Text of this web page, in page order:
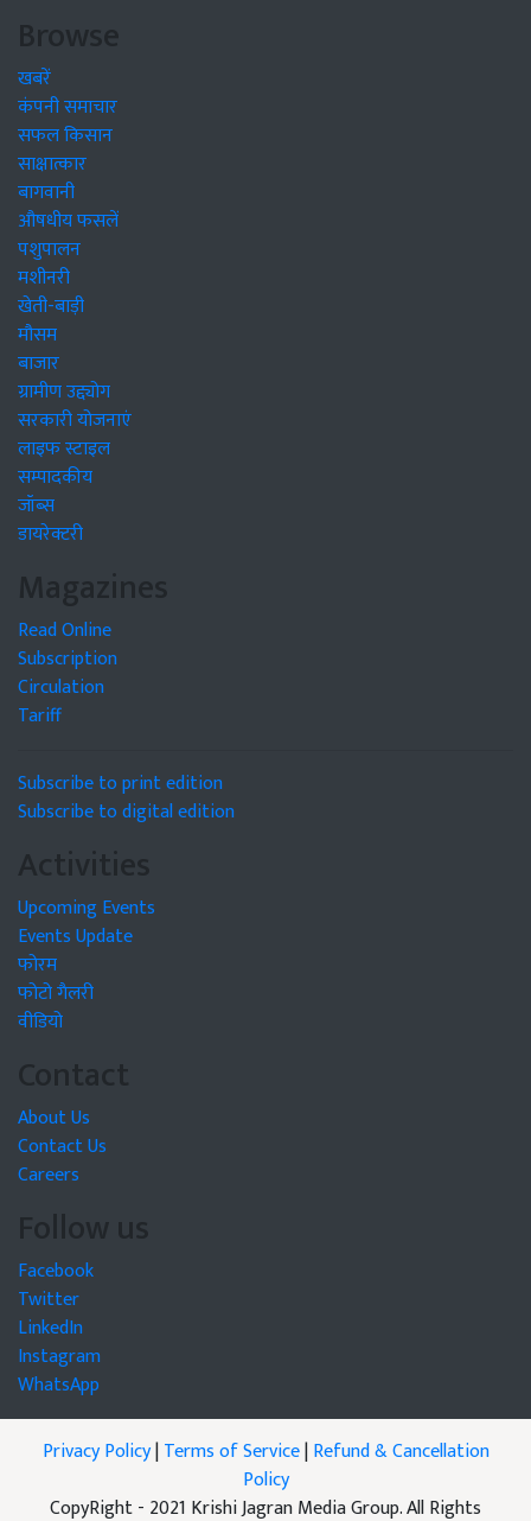
Browse
खबरें
कंपनी समाचार
सफल किसान
साक्षात्कार
बागवानी
औषधीय फसलें
पशुपालन
मशीनरी
खेती-बाड़ी
मौसम
बाजार
ग्रामीण उद्द्योग
सरकारी योजनाएं
लाइफ स्टाइल
सम्पादकीय
जॉब्स
डायरेक्टरी
Magazines
Read Online
Subscription
Circulation
Tariff
Subscribe to print edition
Subscribe to digital edition
Activities
Upcoming Events
Events Update
फोरम
फोटो गैलरी
वीडियो
Contact
About Us
Contact Us
Careers
Follow us
Facebook
Twitter
LinkedIn
Instagram
WhatsApp
Privacy Policy|Terms of Service|Refund & Cancellation
Policy
CopyRight - 2021 Krishi Jagran Media Group. All Rights